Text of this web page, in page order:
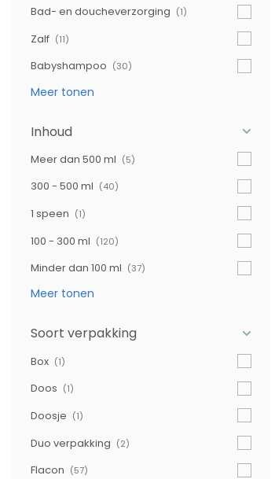
Bad- en doucheverzorging (1)
Zalf (11)
Babyshampoo (30)
Meer tonen
Inhoud
Meer dan 500 ml (5)
300 - 500 ml (40)
1 speen (1)
100 - 300 ml (120)
Minder dan 100 ml (37)
Meer tonen
Soort verpakking
Box (1)
Doos (1)
Doosje (1)
Duo verpakking (2)
Flacon (57)